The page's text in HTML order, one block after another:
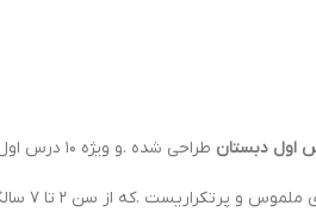
اول دبستان طراحی شده .و ویژه ١٠ درس اول
.که از سن ٢ تا ٧ سالگی شنیده اند.